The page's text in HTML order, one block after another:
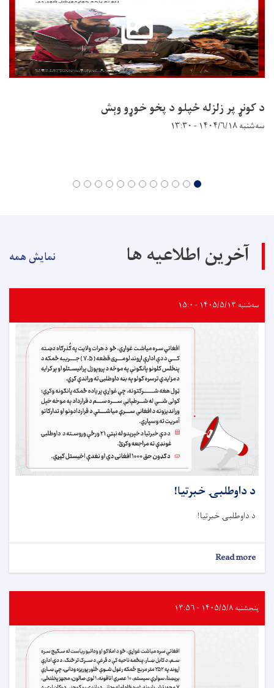
د کونړ پر زلزله ځپلو د پخو خوړو وېش
سه‌شنبه ۱۴۰۴/۶/۱۸ - ۱۳:۳۰
آخرین اطلاعیه ها نمایش همه
سه‌شنبه ۱۴۰۵/۵/۱۳ - ۱۵:۰
د داوطلبۍ خبرتيا!
د داوطلبۍ خبرتيا!
Read more
د
خبرتيا!
پنجشنبه ۱۴۰۵/۵/۸ - ۱۳:۵۶